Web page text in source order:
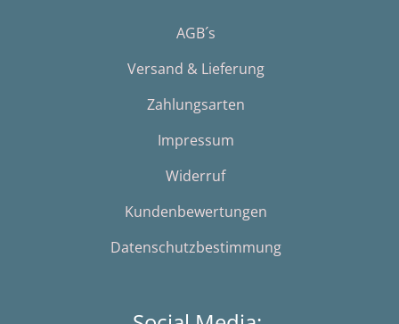
AGB´s
Versand & Lieferung
Zahlungsarten
Impressum
Widerruf
Kundenbewertungen
Datenschutzbestimmung